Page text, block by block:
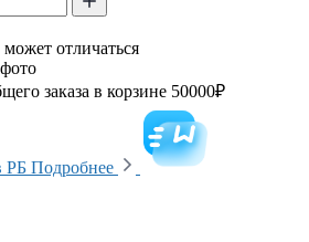
отличаться
заказа в корзине 50000₽
РБ Подробнее